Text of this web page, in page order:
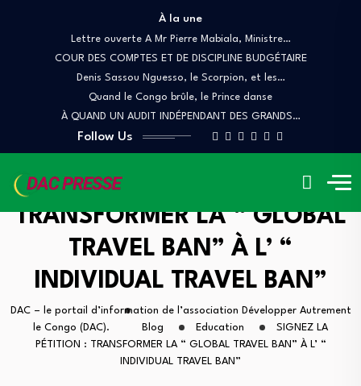
À la une
Lettre ouverte A Mr Pierre Mabiala, Ministre…
COUR DES COMPTES ET DE DISCIPLINE BUDGÉTAIRE
Denis Sassou Nguesso, le Scorpion, et les…
Quand le Congo brûle, le Prince danse
À QUAND UN AUDIT INDÉPENDANT DES GRANDS…
Follow Us
SIGNEZ LA PÉTITION :
TRANSFORMER LA “ GLOBAL
TRAVEL BAN” À L’ “
INDIVIDUAL TRAVEL BAN”
DAC – le portail d’information de l’association Développer Autrement
le Congo (DAC).
Blog Education
SIGNEZ LA
PÉTITION : TRANSFORMER LA “ GLOBAL TRAVEL BAN” À L’ “
INDIVIDUAL TRAVEL BAN”